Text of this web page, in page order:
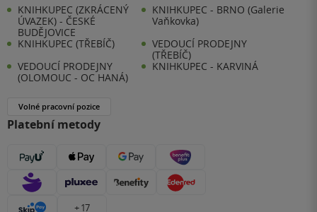
KNIHKUPEC (ZKRÁCENÝ
ÚVAZEK) - ČESKÉ
BUDĚJOVICE
KNIHKUPEC - BRNO (Galerie
Vaňkovka)
KNIHKUPEC (TŘEBÍČ)
VEDOUCÍ PRODEJNY
(TŘEBÍČ)
VEDOUCÍ PRODEJNY
(OLOMOUC - OC HANÁ)
KNIHKUPEC - KARVINÁ
Volné pracovní pozice
Platební metody
+ 17